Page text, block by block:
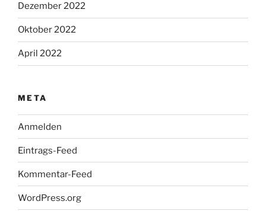
Dezember 2022
Oktober 2022
April 2022
META
Anmelden
Eintrags-Feed
Kommentar-Feed
WordPress.org